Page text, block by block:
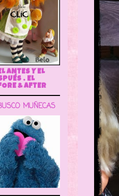
ANTES Y EL
. EL
& AFTER
MUÑECAS